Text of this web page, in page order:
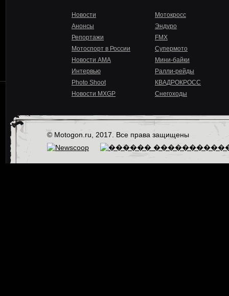
Новости
Анонсы
Репортажи
Мотоспорт в России
Новости AMA
Интервью
Photo Shoot
Новости MXGP
Мотокросс
Эндуро
FMX
Супермото
Мини-байки
Ралли-рейды
КВАДРОКРОСС
Снегоходы
© Motogon.ru, 2017. Все права защищены